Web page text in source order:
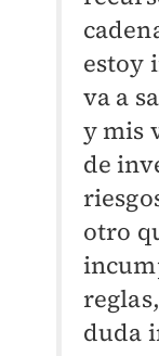
estoy
va a
y mis
de
otro
duda